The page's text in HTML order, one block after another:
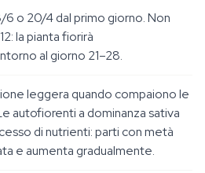
6 o 20/4 dal primo giorno. Non
la pianta fiorirà
al giorno 21–28.
leggera quando compaiono le
autofiorenti a dominanza sativa
di nutrienti: parti con metà
e aumenta gradualmente.